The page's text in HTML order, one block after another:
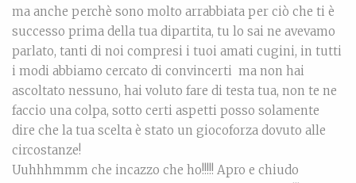
ma anche perchè sono molto arrabbiata per ciò che ti è
successo prima della tua dipartita, tu lo sai ne avevamo
parlato, tanti di noi compresi i tuoi amati cugini, in tutti
i modi abbiamo cercato di convincerti ma non hai
ascoltato nessuno, hai voluto fare di testa tua, non te ne
faccio una colpa, sotto certi aspetti posso solamente
dire che la tua scelta è stato un giocoforza dovuto alle
circostanze!
Uuhhhmmm che incazzo che ho!!!!! Apro e chiudo